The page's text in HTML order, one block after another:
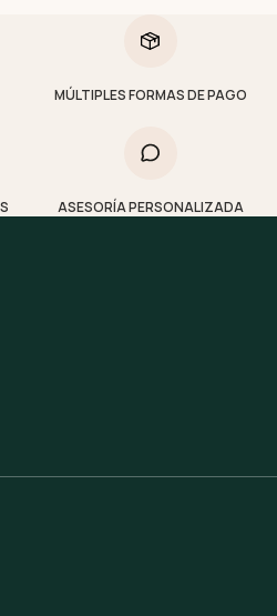
MÚLTIPLES FORMAS DE PAGO
ASESORÍA PERSONALIZADA